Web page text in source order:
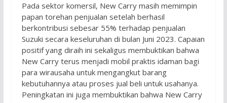
Pada sektor komersil, New Carry masih memimpin
papan torehan penjualan setelah berhasil
berkontribusi sebesar 55% terhadap penjualan
Suzuki secara keseluruhan di bulan Juni 2023. Capaian
positif yang diraih ini sekaligus membuktikan bahwa
New Carry terus menjadi mobil praktis idaman bagi
para wirausaha untuk mengangkut barang
kebutuhannya atau proses jual beli untuk usahanya.
Peningkatan ini juga membuktikan bahwa New Carry